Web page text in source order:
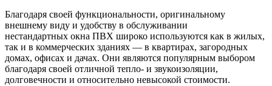
Благодаря своей функциональности, оригинальному
внешнему виду и удобству в обслуживании
нестандартных окна ПВХ широко используются как в жилых,
так и в коммерческих зданиях — в квартирах, загородных
домах, офисах и дачах. Они являются популярным выбором
благодаря своей отличной тепло- и звукоизоляции,
долговечности и относительно невысокой стоимости.